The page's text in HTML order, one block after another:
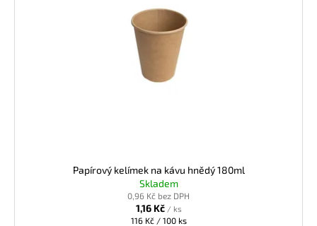
Papírový kelímek na kávu hnědý 180ml
Skladem
0,96 Kč bez DPH
1,16 Kč / ks
Měrná
116 Kč / 100 ks